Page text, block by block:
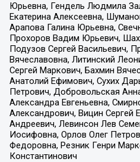
Юрьевна, Гендель Людмила
Екатерина Алексеевна,
Арапова Галина Юрьевна,
Прохоров Вадим Юрьевич,
Подузов Сергей Васильевич,
Вячеславовна, Литинский
Сергей Маркович, Бахмин
Анатолий Ефимович, Сухих
Петрович, Добровольская
Александра Евгеньевна,
Александрович, Вицин Сергей
Андреевич, Левинсон Лев
Иосифовна, Орлов Олег
Федоровна, Резник Генри
Константинович